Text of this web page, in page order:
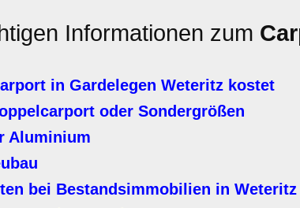
Informationen zum
in Gardelegen Weteritz kostet
oder Sondergrößen
Aluminium
bei Bestandsimmobilien in Weteritz